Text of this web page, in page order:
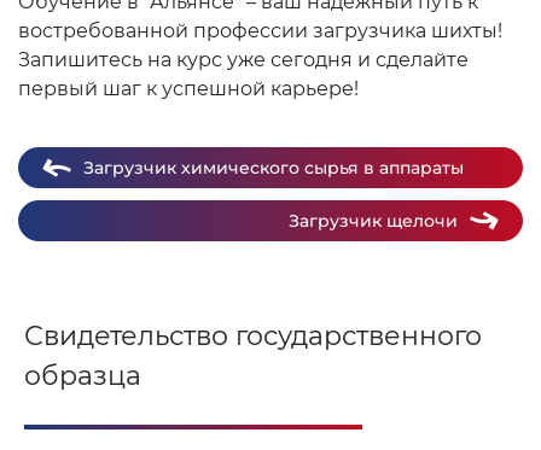
востребованной профессии загрузчика шихты!
Запишитесь на курс уже сегодня и сделайте
первый шаг к успешной карьере!
Загрузчик химического сырья в аппараты
Загрузчик щелочи
Свидетельство государственного
образца